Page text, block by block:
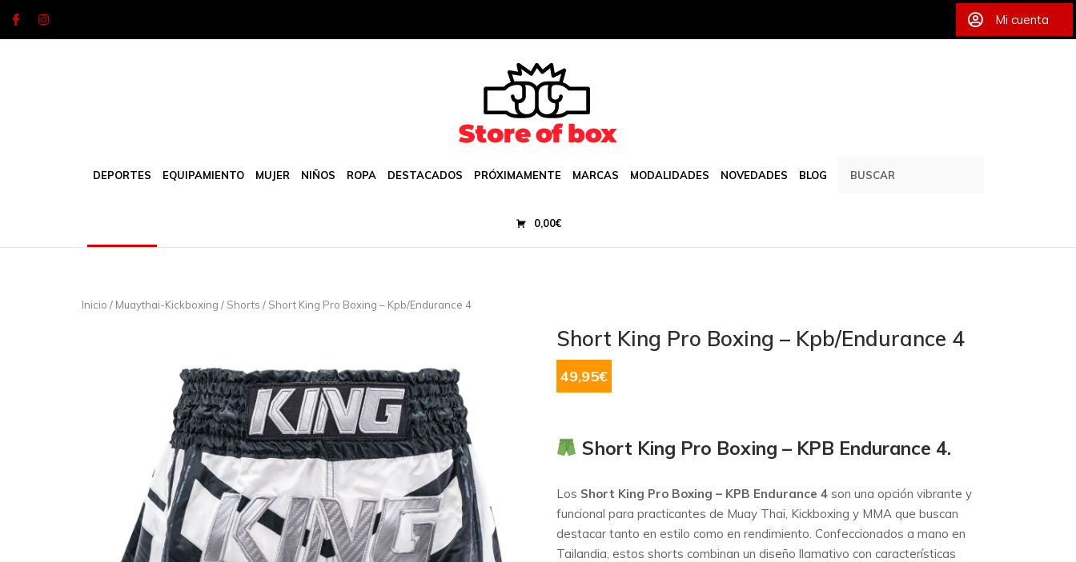
Mi cuenta
DEPORTES EQUIPAMIENTO MUJER NIÑOS ROPA DESTACADOS PRÓXIMAMENTE MARCAS MODALIDADES NOVEDADES BLOG
0,00€
Inicio / Muaythai-Kickboxing / Shorts / Short King Pro Boxing – Kpb/Endurance 4
Short King Pro Boxing – Kpb/Endurance 4
49,95€
Short King Pro Boxing – KPB Endurance 4.
Los Short King Pro Boxing – KPB Endurance 4son una opción vibrante y
funcional para practicantes de Muay Thai, Kickboxing y MMA que buscan
destacar tanto en estilo como en rendimiento. Confeccionados a mano en
Tailandia, estos shorts combinan un diseño llamativo con características